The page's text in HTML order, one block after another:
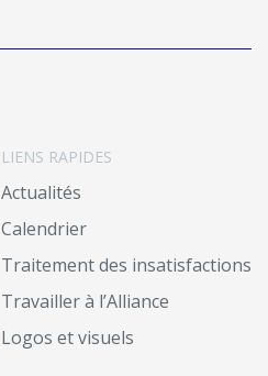
LIENS RAPIDES
Actualités
Calendrier
Traitement des insatisfactions
Travailler à l’Alliance
Logos et visuels